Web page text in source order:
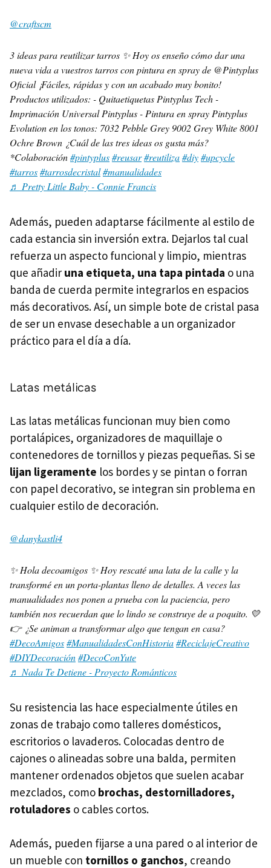
@craftscm
3 ideas para reutilizar tarros ✨ Hoy os enseño cómo dar una
nueva vida a vuestros tarros con pintura en spray de @Pintyplus
Oficial ¡Fáciles, rápidas y con un acabado muy bonito!
Productos utilizados: - Quitaetiquetas Pintyplus Tech -
Imprimación Universal Pintyplus - Pintura en spray Pintyplus
Evolution en los tonos: 7032 Pebble Grey 9002 Grey White 8001
Ochre Brown ¿Cuál de las tres ideas os gusta más?
*Colaboración#pintyplus#reusar#reutiliza#diy#upcycle
#tarros#tarrosdecristal#manualidades
♬ Pretty Little Baby - Connie Francis
Además, pueden adaptarse fácilmente al estilo de
cada estancia sin inversión extra. Dejarlos tal cual
refuerza un aspecto funcional y limpio, mientras
que añadir una etiqueta, una tapa pintada o una
banda de cuerda permite integrarlos en espacios
más decorativos. Así, un simple bote de cristal pasa
de ser un envase desechable a un organizador
práctico para el día a día.
Latas metálicas
Las latas metálicas funcionan muy bien como
portalápices, organizadores de maquillaje o
contenedores de tornillos y piezas pequeñas. Si se
lijan ligeramente los bordes y se pintan o forran
con papel decorativo, se integran sin problema en
cualquier estilo de decoración.
@danykastli4
✨ Hola decoamigos ✨ Hoy rescaté una lata de la calle y la
transformé en un porta-plantas lleno de detalles. A veces las
manualidades nos ponen a prueba con la paciencia, pero
también nos recuerdan que lo lindo se construye de a poquito. 💛
👉 ¿Se animan a transformar algo que tengan en casa?
#DecoAmigos#ManualidadesConHistoria#ReciclajeCreativo
#DIYDecoración#DecoConYute
♬ Nada Te Detiene - Proyecto Románticos
Su resistencia las hace especialmente útiles en
zonas de trabajo como talleres domésticos,
escritorios o lavaderos. Colocadas dentro de
cajones o alineadas sobre una balda, permiten
mantener ordenados objetos que suelen acabar
mezclados, como brochas, destornilladores,
rotuladores o cables cortos.
Además, pueden fijarse a una pared o al interior de
un mueble con tornillos o ganchos, creando